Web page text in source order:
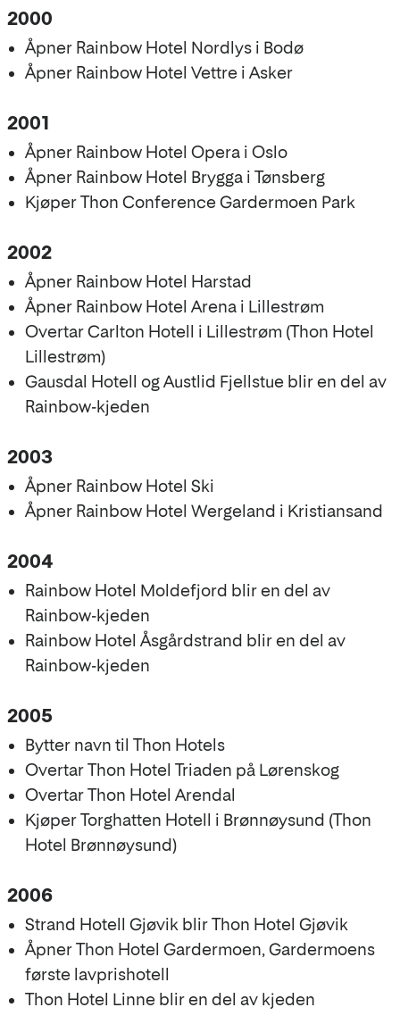
2000
Åpner Rainbow Hotel Nordlys i Bodø
Åpner Rainbow Hotel Vettre i Asker
2001
Åpner Rainbow Hotel Opera i Oslo
Åpner Rainbow Hotel Brygga i Tønsberg
Kjøper Thon Conference Gardermoen Park
2002
Åpner Rainbow Hotel Harstad
Åpner Rainbow Hotel Arena i Lillestrøm
Overtar Carlton Hotell i Lillestrøm (Thon Hotel
Lillestrøm)
Gausdal Hotell og Austlid Fjellstue blir en del av
Rainbow-kjeden
2003
Åpner Rainbow Hotel Ski
Åpner Rainbow Hotel Wergeland i Kristiansand
2004
Rainbow Hotel Moldefjord blir en del av
Rainbow-kjeden
Rainbow Hotel Åsgårdstrand blir en del av
Rainbow-kjeden
2005
Bytter navn til Thon Hotels
Overtar Thon Hotel Triaden på Lørenskog
Overtar Thon Hotel Arendal
Kjøper Torghatten Hotell i Brønnøysund (Thon
Hotel Brønnøysund)
2006
Strand Hotell Gjøvik blir Thon Hotel Gjøvik
Åpner Thon Hotel Gardermoen, Gardermoens
første lavprishotell
Thon Hotel Linne blir en del av kjeden